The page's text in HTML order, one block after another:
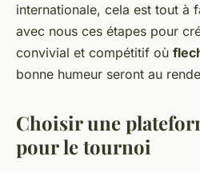
internationale, cela est tout à
avec nous ces étapes pour
convivial et compétitif où
bonne humeur seront au
Choisir une
pour le tournoi